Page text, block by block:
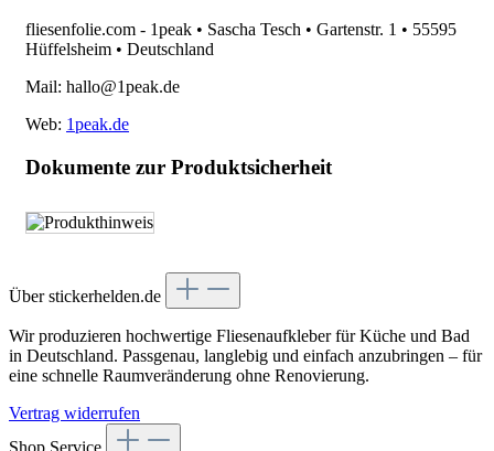
fliesenfolie.com - 1peak • Sascha Tesch • Gartenstr. 1 • 55595
Hüffelsheim • Deutschland
Mail: hallo@1peak.de
Web: 1peak.de
Dokumente zur Produktsicherheit
Über stickerhelden.de
Wir produzieren hochwertige Fliesenaufkleber für Küche und Bad
in Deutschland. Passgenau, langlebig und einfach anzubringen – für
eine schnelle Raumveränderung ohne Renovierung.
Vertrag widerrufen
Shop Service